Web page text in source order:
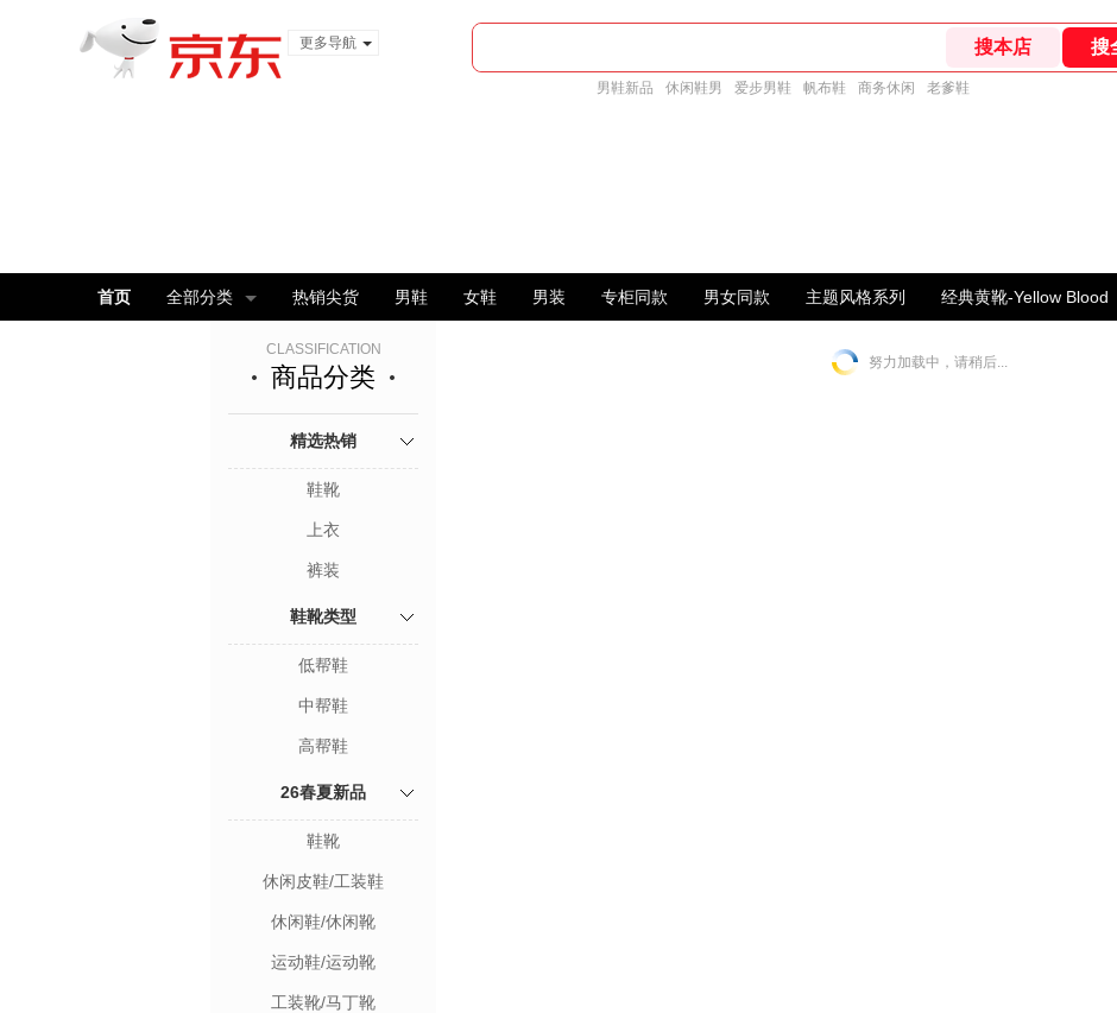
更多导航
男鞋新品 休闲鞋男 爱步男鞋 帆布鞋 商务休闲 老爹鞋
首页 全部分类 热销尖货 男鞋 女鞋 男装 专柜同款 男女同款 主题风格系列 经典黄靴-Yellow Blood
CLASSIFICATION
商品分类
精选热销
鞋靴
上衣
裤装
鞋靴类型
低帮鞋
中帮鞋
高帮鞋
26春夏新品
鞋靴
休闲皮鞋/工装鞋
休闲鞋/休闲靴
运动鞋/运动靴
工装靴/马丁靴
努力加载中，请稍后...